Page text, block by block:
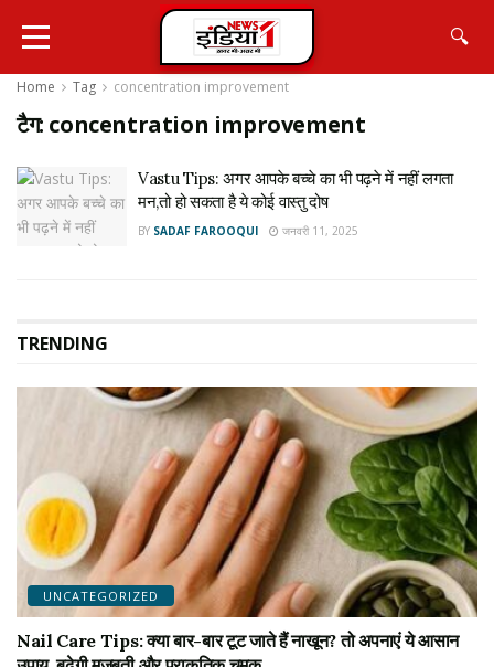
🔍
Home Tag concentration improvement
टैग: concentration improvement
Vastu Tips: अगर आपके बच्चे का भी पढ़ने में नहीं लगता
मन,तो हो सकता है ये कोई वास्तु दोष
BY SADAF FAROOQUI जनवरी 11, 2025
TRENDING
UNCATEGORIZED
Nail Care Tips: क्या बार-बार टूट जाते हैं नाखून? तो अपनाएं ये आसान